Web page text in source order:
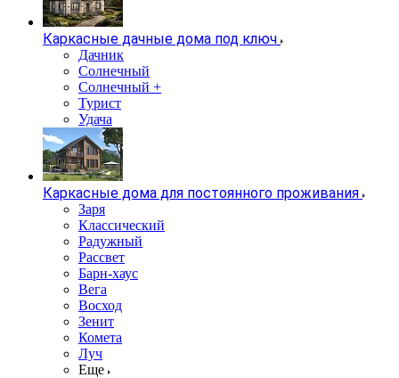
Каркасные дачные дома под ключ
Дачник
Солнечный
Солнечный +
Турист
Удача
Каркасные дома для постоянного проживания
Заря
Классический
Радужный
Рассвет
Барн-хаус
Вега
Восход
Зенит
Комета
Луч
Еще